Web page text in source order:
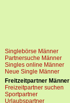
Singlebörse Männer
Partnersuche Männer
Singles online Männer
Neue Single Männer
Freitzeitpartner Männer
Freizeitpartner suchen
Sportpartner
Urlaubspartner